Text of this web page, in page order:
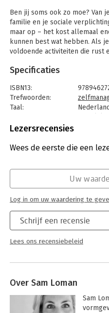
Ben jij soms ook zo moe? Van
familie en je sociale
maar op – het kost allemaal
kunnen best wat hebben. Als
voldoende activiteiten die rust
Take a break helpt je om je
doosje vind je een boekje met
programma om de
dan ben je er nog niet. Echte
tijd: minstens een maand of
kaarten die je helpen om
Specificaties
ISBN13:
Trefwoorden:
Taal:
Aantal pagina's:
Druk:
1
Lezersrecensies
Wees de eerste die een
Schrijf een recensie
Lees ons recensiebeleid
Uw
Log in om uw waardering te
Over Sam Loman
Sam